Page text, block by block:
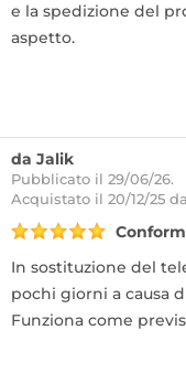
e la spedizione del
aspetto.
da Jalik
Pubblicato il 29/06/26.
Acquistato il 20/12/25
In sostituzione del
pochi giorni a causa
Funziona come